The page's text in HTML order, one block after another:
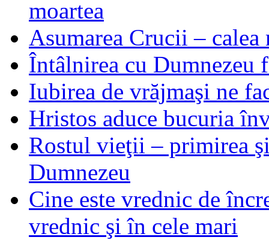
moartea
Asumarea Crucii –
Întâlnirea cu Dumnezeu
Iubirea de vrăjmaşi ne
Hristos aduce bucuria
Rostul vieţii – primirea
Dumnezeu
Cine este vrednic de
vrednic şi în cele mari